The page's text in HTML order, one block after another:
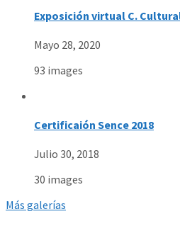
Exposición virtual C.
Mayo 28, 2020
93 images
Certificaión Sence 2018
Julio 30, 2018
30 images
Más galerías